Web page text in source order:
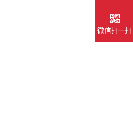
微信扫一扫